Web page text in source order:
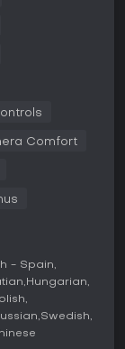
skradanie
Gracze
jednocześnie
jak
i
z
czynią grę
- zarówno
kontroli w
DLSS 3 i
w
Comfort
- Spain
Hungarian
Swedish